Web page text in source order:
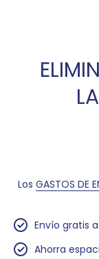
Los GASTOS DE
Envío gratis
Ahorra